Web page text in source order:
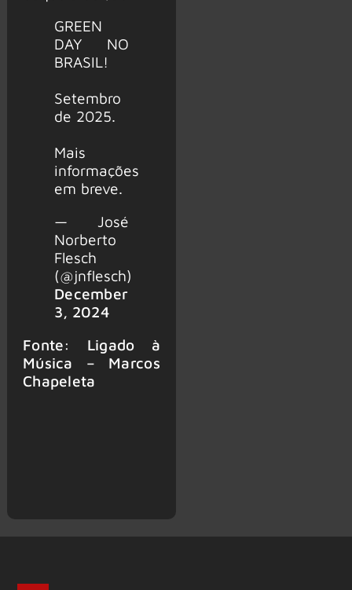
GREEN
DAY NO
BRASIL!
Setembro
de 2025.
Mais
informações
em breve.
— José
Norberto
Flesch
(@jnflesch)
December
3, 2024
Fonte: Ligado à
Música – Marcos
Chapeleta